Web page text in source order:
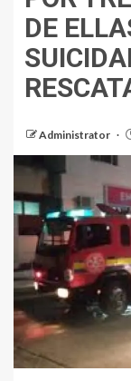
DE
Administrator